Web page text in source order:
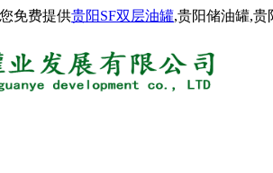
免费提供贵阳SF双层油罐,贵阳储油罐,